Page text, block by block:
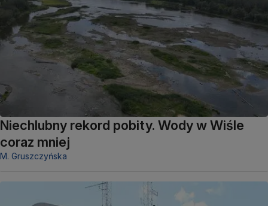
Niechlubny rekord pobity. Wody w Wiśle
coraz mniej
M. Gruszczyńska